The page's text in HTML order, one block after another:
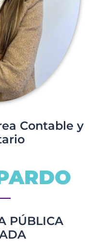
Contable y
PÚBLICA